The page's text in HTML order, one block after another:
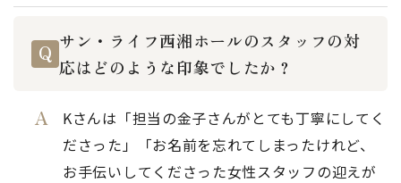
サン・ライフ西湘ホールのスタッフの対
応はどのような印象でしたか？
Kさんは「担当の金子さんがとても丁寧にしてく
ださった」「お名前を忘れてしまったけれど、
お手伝いしてくださった女性スタッフの迎えが